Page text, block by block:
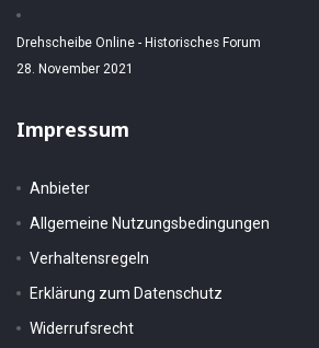
Drehscheibe Online - Historisches Forum
28. November 2021
Impressum
Anbieter
Allgemeine Nutzungsbedingungen
Verhaltensregeln
Erklärung zum Datenschutz
Widerrufsrecht